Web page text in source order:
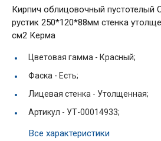
Кирпич облицовочный пустотелый
рустик 250*120*88мм стенка
см2 Керма
Цветовая гамма - Красный;
Фаска - Есть;
Лицевая стенка - Утолщенная;
Артикул - УТ-00014933;
Все характеристики